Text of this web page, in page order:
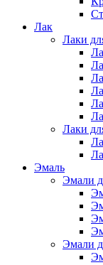
Лак
Лаки
Лаки
Эмаль
Эмали
Эмали